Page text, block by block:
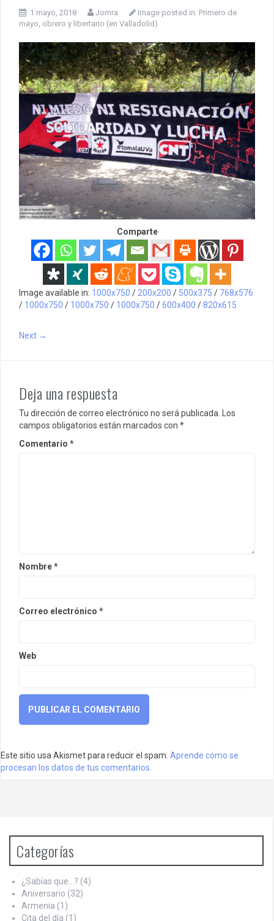
1 mayo, 2018 Jomra Image posted in: Primero de
mayo, obrero y libertario (en Valladolid)
Comparte
Image available in: 1000x750 / 200x200 / 500x375 / 768x576
/ 1000x750 / 1000x750 / 1000x750 /600x400 /820x615
Next →
Deja una respuesta
Tu dirección de correo electrónico no será publicada. Los
campos obligatorios están marcados con *
Comentario *
Nombre*
Correo electrónico *
Web
Este sitio usa Akismet para reducir el spam. Aprende cómo se
procesan los datos de tus comentarios.
Categorías
¿Sabías que…? (4)
Aniversario (32)
Armenia (1)
Cita del día (1)